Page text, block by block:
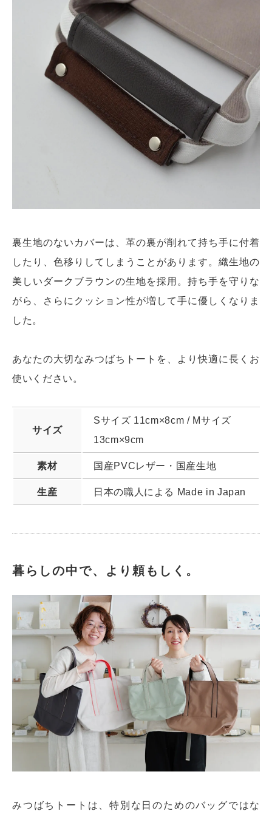
裏生地のないカバーは、革の裏が削れて持ち手に付着
したり、色移りしてしまうことがあります。織生地の
美しいダークブラウンの生地を採用。持ち手を守りな
がら、さらにクッション性が増して手に優しくなりま
した。
あなたの大切なみつばちトートを、より快適に長くお
使いください。
サイズ
Sサイズ 11cm×8cm / Mサイズ
13cm×9cm
素材 国産PVCレザー・国産生地
生産 日本の職人による Made in Japan
暮らしの中で、より頼もしく。
みつばちトートは、特別な日のためのバッグではな